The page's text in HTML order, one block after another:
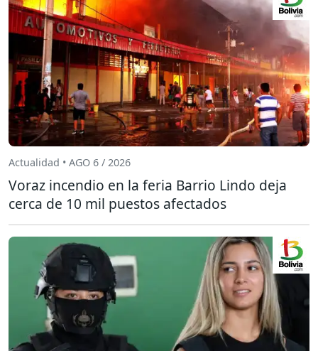
Actualidad • AGO 6 / 2026
Voraz incendio en la feria Barrio Lindo deja
cerca de 10 mil puestos afectados